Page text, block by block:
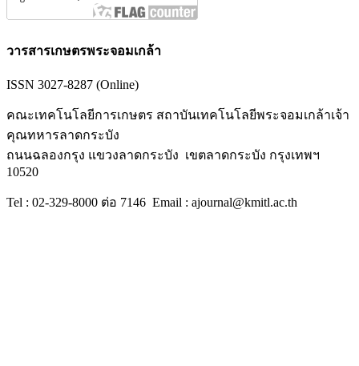
วารสารเกษตรพระจอมเกล้า
ISSN 3027-8287 (Online)
คณะเทคโนโลยีการเกษตร สถาบันเทคโนโลยีพระจอมเกล้าเจ้า
คุณทหารลาดกระบัง
ถนนฉลองกรุง แขวงลาดกระบัง เขตลาดกระบัง กรุงเทพฯ
10520
Tel : 02-329-8000 ต่อ 7146 Email : ajournal@kmitl.ac.th